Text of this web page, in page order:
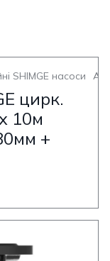
SHIMGE насоси
цирк.
10м
+